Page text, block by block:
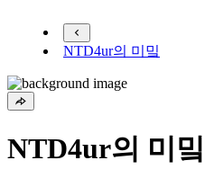
NTD4ur의 미밐
NTD4ur의 미밐